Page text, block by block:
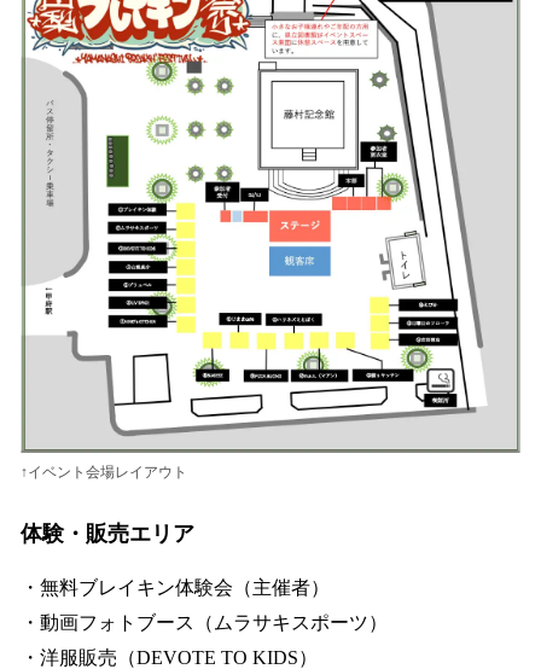
↑イベント会場レイアウト
体験・販売エリア
・無料ブレイキン体験会（主催者）
・動画フォトブース（ムラサキスポーツ）
・洋服販売（DEVOTE TO KIDS）